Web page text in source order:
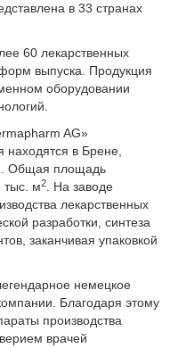
в 33 странах
60 лекарственных
выпуска. Продукция
оборудовании
AG»
находятся в Брене,
Общая площадь
тыс. м2. На заводе
лекарственных
разработки, синтеза
заканчивая упаковкой
немецкое
Благодаря этому
производства
врачей